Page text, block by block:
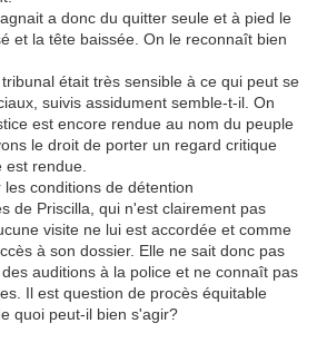
a donc du quitter seule et à pied le
et la tête baissée. On le reconnaît bien
était très sensible à ce qui peut se
suivis assidument semble-t-il. On
est encore rendue au nom du peuple
le droit de porter un regard critique
rendue.
conditions de détention
de Priscilla, qui n'est clairement pas
visite ne lui est accordée et comme
à son dossier. Elle ne sait donc pas
auditions à la police et ne connaît pas
Il est question de procès équitable
quoi peut-il bien s'agir?